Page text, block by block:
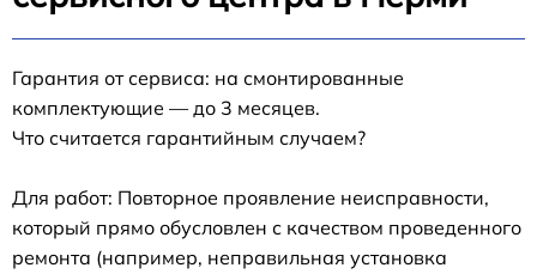
Гарантия от сервиса: на смонтированные
комплектующие — до 3 месяцев.
Что считается гарантийным случаем?
Для работ: Повторное проявление неисправности,
который прямо обусловлен с качеством проведенного
ремонта (например, неправильная установка